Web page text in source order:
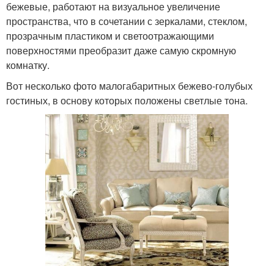
бежевые, работают на визуальное увеличение
пространства, что в сочетании с зеркалами, стеклом,
прозрачным пластиком и светоотражающими
поверхностями преобразит даже самую скромную
комнатку.
Вот несколько фото малогабаритных бежево-голубых
гостиных, в основу которых положены светлые тона.